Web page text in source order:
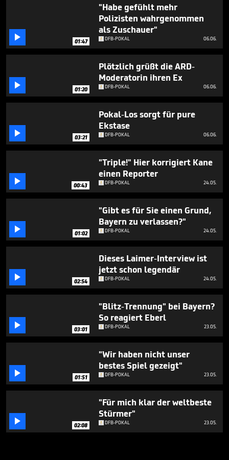
 01:47
"Habe gefühlt mehr
Polizisten wahrgenommen
als Zuschauer"
DFB-POKAL 06.06.
 01:20
Plötzlich grüßt die ARD-
Moderatorin ihren Ex
DFB-POKAL 06.06.
 03:21
Pokal-Los sorgt für pure
Ekstase
DFB-POKAL 06.06.
 00:43
"Triple!" Hier korrigiert Kane
einen Reporter
DFB-POKAL 24.05.
 01:02
"Gibt es für Sie einen Grund,
Bayern zu verlassen?"
DFB-POKAL 24.05.
 02:54
Dieses Laimer-Interview ist
jetzt schon legendär
DFB-POKAL 24.05.
 03:01
"Blitz-Trennung" bei Bayern?
So reagiert Eberl
DFB-POKAL 23.05.
 01:51
"Wir haben nicht unser
bestes Spiel gezeigt"
DFB-POKAL 23.05.
 02:08
"Für mich klar der weltbeste
Stürmer"
DFB-POKAL 23.05.